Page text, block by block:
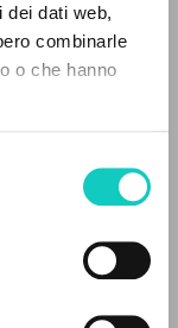
dei dati web,
combinarle
o che hanno